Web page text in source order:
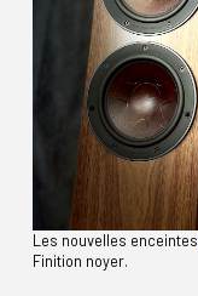
Les nouvelles enceintes
Finition noyer.